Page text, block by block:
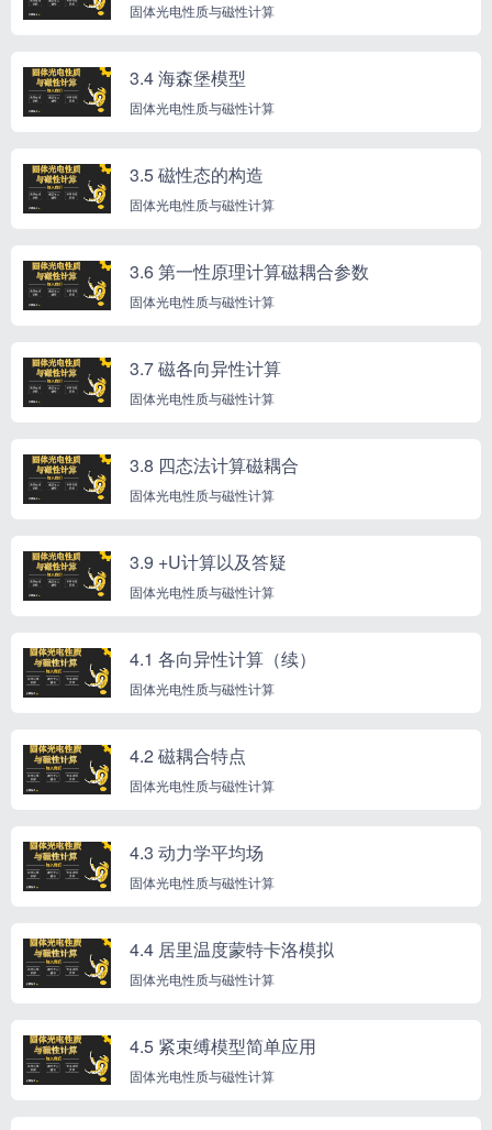
固体光电性质与磁性计算
3.4 海森堡模型
固体光电性质与磁性计算
3.5 磁性态的构造
固体光电性质与磁性计算
3.6 第一性原理计算磁耦合参数
固体光电性质与磁性计算
3.7 磁各向异性计算
固体光电性质与磁性计算
3.8 四态法计算磁耦合
固体光电性质与磁性计算
3.9 +U计算以及答疑
固体光电性质与磁性计算
4.1 各向异性计算（续）
固体光电性质与磁性计算
4.2 磁耦合特点
固体光电性质与磁性计算
4.3 动力学平均场
固体光电性质与磁性计算
4.4 居里温度蒙特卡洛模拟
固体光电性质与磁性计算
4.5 紧束缚模型简单应用
固体光电性质与磁性计算